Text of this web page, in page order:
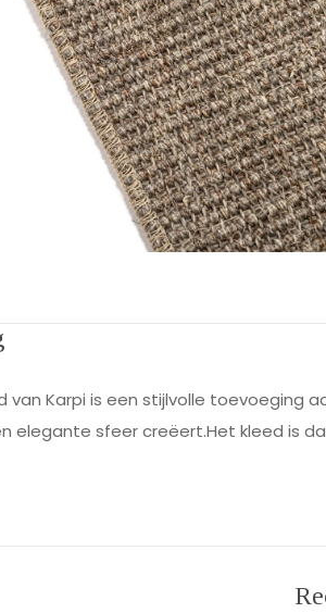
van Karpi is een stijlvolle toevoeging
elegante sfeer creëert.Het kleed is